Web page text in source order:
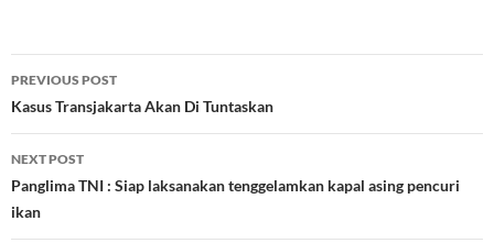
Post
navigation
PREVIOUS POST
Kasus Transjakarta Akan Di Tuntaskan
NEXT POST
Panglima TNI : Siap laksanakan tenggelamkan kapal asing pencuri
ikan